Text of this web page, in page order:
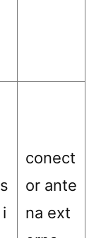
s
i
conect
or ante
na ext